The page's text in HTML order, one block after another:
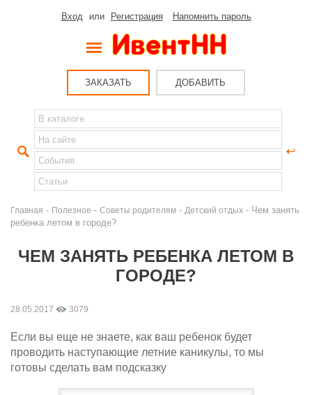
Вход или Регистрация Напомнить пароль
ЗАКАЗАТЬ ДОБАВИТЬ
Главная - Полезное - Советы родителям - Детский отдых - Чем занять
ребенка летом в городе?
ЧЕМ ЗАНЯТЬ РЕБЕНКА ЛЕТОМ В
ГОРОДЕ?
28.05.2017 3079
Если вы еще не знаете, как ваш ребенок будет
проводить наступающие летние каникулы, то мы
готовы сделать вам подсказку